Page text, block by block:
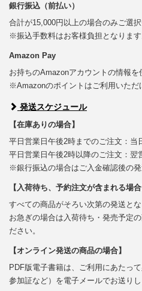
銀行振込（前払い）
合計が15,000円以上の場合のみご選択
※振込手数料はお客様負担となります
Amazon Pay
お持ちのAmazonアカウントの情報を
※Amazonのポイントはご利用いただ
発送スケジュール
【在庫ありの場合】
平日営業日午後2時までのご注文：当
平日営業日午後2時以降のご注文：翌
※銀行振込の場合はご入金確認後の発
【入荷待ち、予約注文が含まれる場合
すべての商品がそろい次第の発送とな
お急ぎの場合は入荷待ち・発売予定
ださい。
【オンライン発送の商品の場合】
PDF版電子書籍は、ご利用にあたっ
参加証など）を電子メールでお送りし